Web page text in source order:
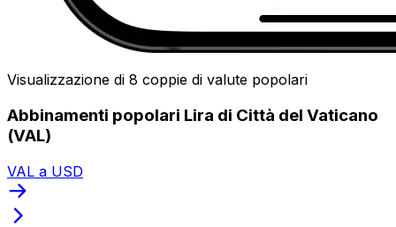
Visualizzazione di 8 coppie di valute popolari
Abbinamenti popolari Lira di Città del Vaticano
(VAL)
VAL a USD